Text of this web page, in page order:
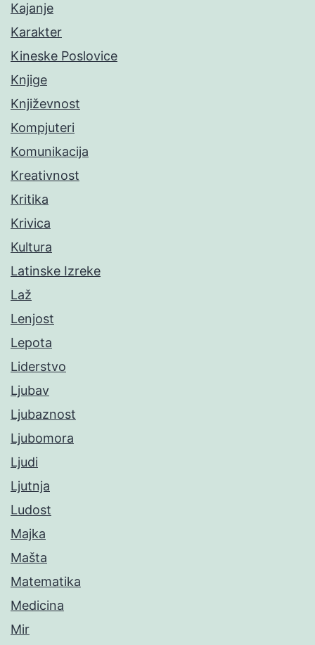
Kajanje
Karakter
Kineske Poslovice
Knjige
Književnost
Kompjuteri
Komunikacija
Kreativnost
Kritika
Krivica
Kultura
Latinske Izreke
Laž
Lenjost
Lepota
Liderstvo
Ljubav
Ljubaznost
Ljubomora
Ljudi
Ljutnja
Ludost
Majka
Mašta
Matematika
Medicina
Mir